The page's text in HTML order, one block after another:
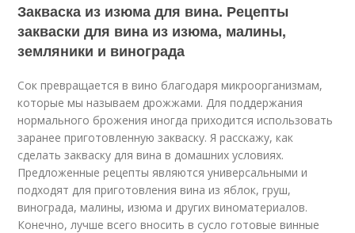
Закваска из изюма для вина. Рецепты
закваски для вина из изюма, малины,
земляники и винограда
Сок превращается в вино благодаря микроорганизмам,
которые мы называем дрожжами. Для поддержания
нормального брожения иногда приходится использовать
заранее приготовленную закваску. Я расскажу, как
сделать закваску для вина в домашних условиях.
Предложенные рецепты являются универсальными и
подходят для приготовления вина из яблок, груш,
винограда, малины, изюма и других виноматериалов.
Конечно, лучше всего вносить в сусло готовые винные